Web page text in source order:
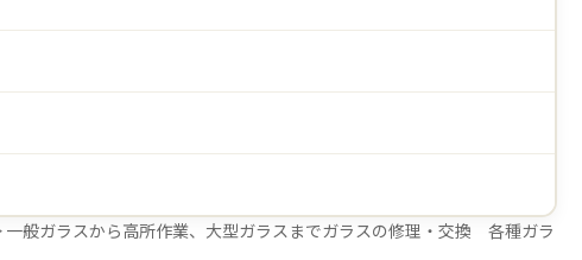
一般ガラスから高所作業、大型ガラスまでガラスの修理・交換 各種ガラ